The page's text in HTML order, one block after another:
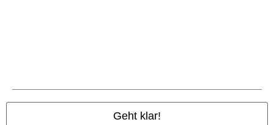
Geht klar!
© 1986-2026 E.M.P. Merchandising HGmbH